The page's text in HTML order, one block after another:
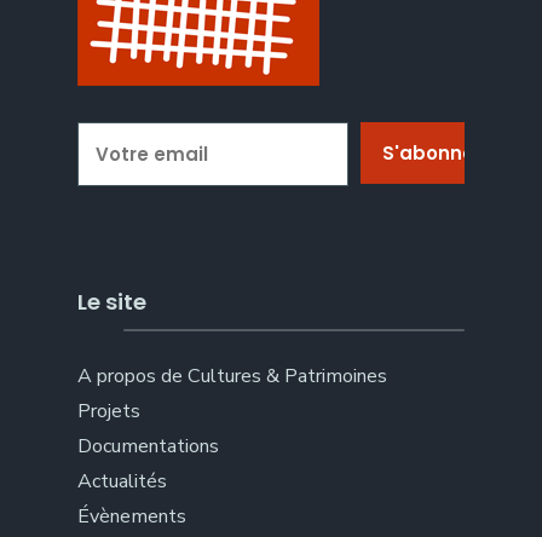
Le site
A propos de Cultures & Patrimoines
Projets
Documentations
Actualités
Évènements